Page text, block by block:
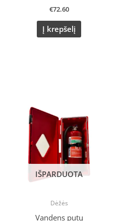
€72.60
Į krepšelį
IŠPARDUOTA
Dėžės
Vandens putų